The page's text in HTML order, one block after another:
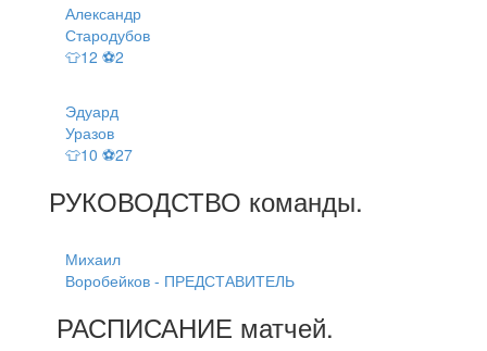
Александр
Стародубов
👕12 ⚽2
Эдуард
Уразов
👕10 ⚽27
РУКОВОДСТВО команды.
Михаил
Воробейков - ПРЕДСТАВИТЕЛЬ
РАСПИСАНИЕ матчей.